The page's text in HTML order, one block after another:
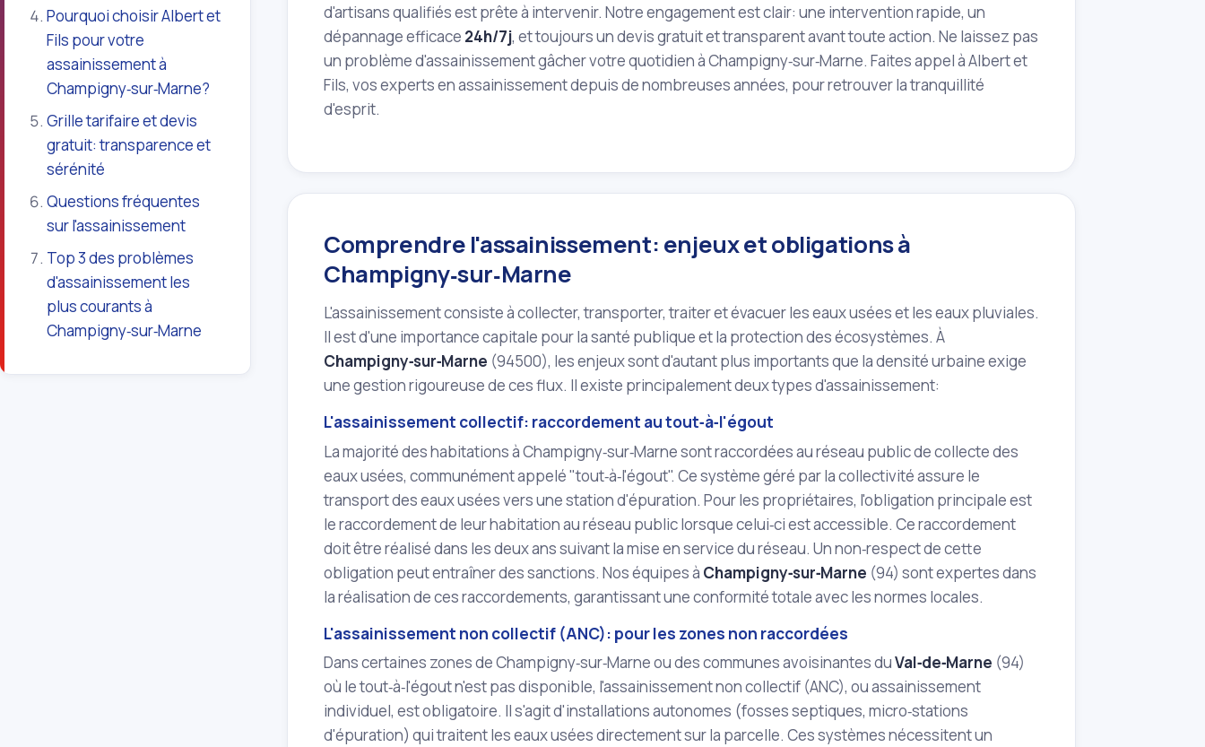
Pourquoi choisir Albert et
Fils pour votre
assainissement à
Champigny‑sur‑Marne?
Grille tarifaire et devis
gratuit: transparence et
sérénité
Questions fréquentes
sur l'assainissement
Top 3 des problèmes
d'assainissement les
plus courants à
Champigny‑sur‑Marne
d'artisans qualifiés est prête à intervenir. Notre engagement est clair: une intervention rapide, un
dépannage efficace 24h/7j, et toujours un devis gratuit et transparent avant toute action. Ne laissez pas
un problème d'assainissement gâcher votre quotidien à Champigny‑sur‑Marne. Faites appel à Albert et
Fils, vos experts en assainissement depuis de nombreuses années, pour retrouver la tranquillité
d'esprit.
Comprendre l'assainissement: enjeux et obligations à
Champigny‑sur‑Marne
L'assainissement consiste à collecter, transporter, traiter et évacuer les eaux usées et les eaux pluviales.
Il est d'une importance capitale pour la santé publique et la protection des écosystèmes. À
Champigny‑sur‑Marne (94500), les enjeux sont d'autant plus importants que la densité urbaine exige
une gestion rigoureuse de ces flux. Il existe principalement deux types d'assainissement:
L'assainissement collectif: raccordement au tout‑à‑l'égout
La majorité des habitations à Champigny‑sur‑Marne sont raccordées au réseau public de collecte des
eaux usées, communément appelé "tout‑à‑l'égout". Ce système géré par la collectivité assure le
transport des eaux usées vers une station d'épuration. Pour les propriétaires, l'obligation principale est
le raccordement de leur habitation au réseau public lorsque celui‑ci est accessible. Ce raccordement
doit être réalisé dans les deux ans suivant la mise en service du réseau. Un non‑respect de cette
obligation peut entraîner des sanctions. Nos équipes à Champigny‑sur‑Marne (94) sont expertes dans
la réalisation de ces raccordements, garantissant une conformité totale avec les normes locales.
L'assainissement non collectif (ANC): pour les zones non raccordées
Dans certaines zones de Champigny‑sur‑Marne ou des communes avoisinantes duVal‑de‑Marne (94)
où le tout‑à‑l'égout n'est pas disponible, l'assainissement non collectif (ANC), ou assainissement
individuel, est obligatoire. Il s'agit d'installations autonomes (fosses septiques, micro‑stations
d'épuration) qui traitent les eaux usées directement sur la parcelle. Ces systèmes nécessitent un